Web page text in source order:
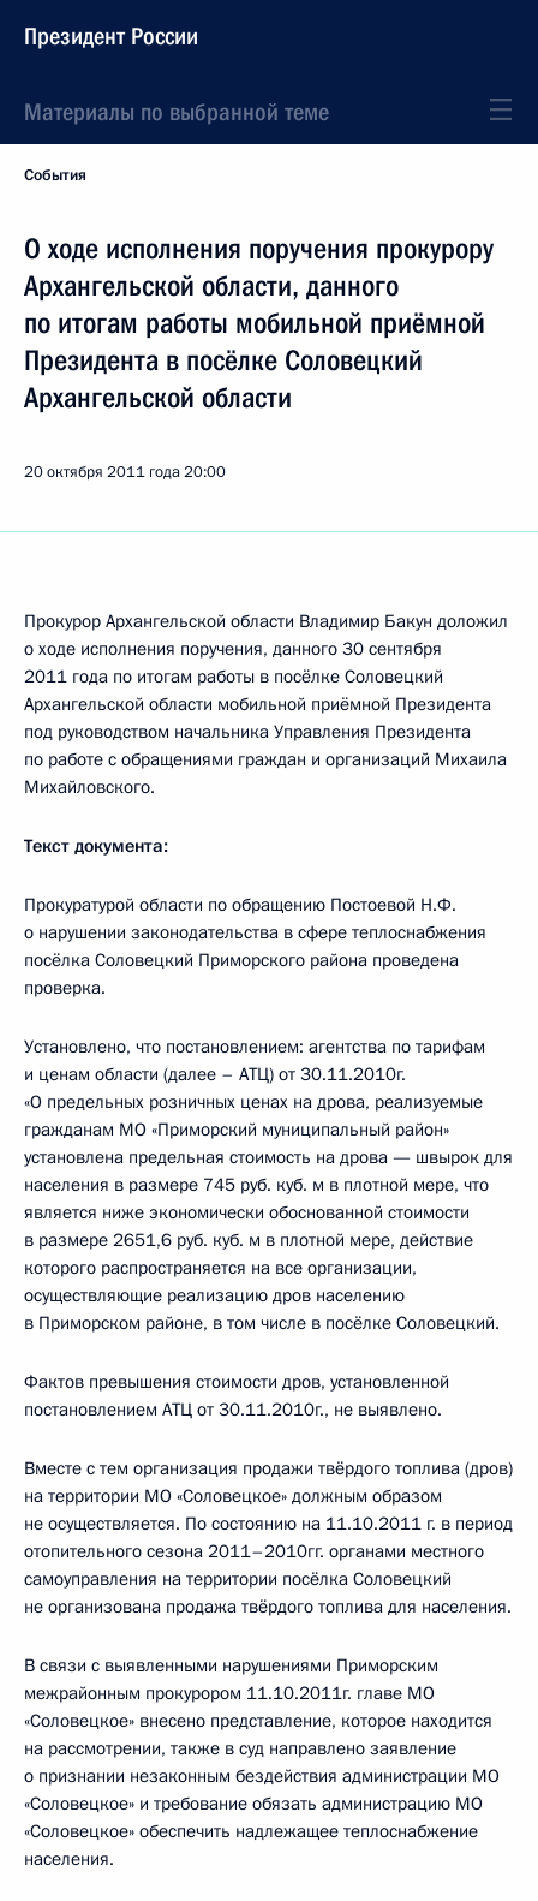
Президент России
Материалы по выбранной теме
События
О ходе исполнения поручения прокурору
Архангельской области, данного
по итогам работы мобильной приёмной
Президента в посёлке Соловецкий
Архангельской области
20 октября 2011 года20:00
Прокурор Архангельской области Владимир Бакун доложил
о ходе исполнения поручения, данного 30 сентября
2011 года по итогам работы в посёлке Соловецкий
Архангельской области мобильной приёмной Президента
под руководством начальника Управления Президента
по работе с обращениями граждан и организаций Михаила
Михайловского.
Текст документа:
Прокуратурой области по обращению Постоевой Н.Ф.
о нарушении законодательства в сфере теплоснабжения
посёлка Соловецкий Приморского района проведена
проверка.
Установлено, что постановлением: агентства по тарифам
и ценам области (далее – АТЦ) от 30.11.2010г.
«О предельных розничных ценах на дрова, реализуемые
гражданам МО «Приморский муниципальный район»
установлена предельная стоимость на дрова — швырок для
населения в размере 745 руб. куб. м в плотной мере, что
является ниже экономически обоснованной стоимости
в размере 2651,6 руб. куб. м в плотной мере, действие
которого распространяется на все организации,
осуществляющие реализацию дров населению
в Приморском районе, в том числе в посёлке Соловецкий.
Фактов превышения стоимости дров, установленной
постановлением АТЦ от 30.11.2010г., не выявлено.
Вместе с тем организация продажи твёрдого топлива (дров)
на территории МО «Соловецкое» должным образом
не осуществляется. По состоянию на 11.10.2011 г. в период
отопительного сезона 2011–2010гг. органами местного
самоуправления на территории посёлка Соловецкий
не организована продажа твёрдого топлива для населения.
В связи с выявленными нарушениями Приморским
межрайонным прокурором 11.10.2011г. главе МО
«Соловецкое» внесено представление, которое находится
на рассмотрении, также в суд направлено заявление
о признании незаконным бездействия администрации МО
«Соловецкое» и требование обязать администрацию МО
«Соловецкое» обеспечить надлежащее теплоснабжение
населения.